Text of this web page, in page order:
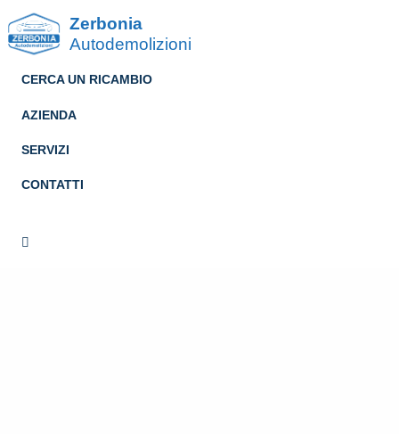
Zerbonia
Autodemolizioni
CERCA UN RICAMBIO
AZIENDA
SERVIZI
CONTATTI